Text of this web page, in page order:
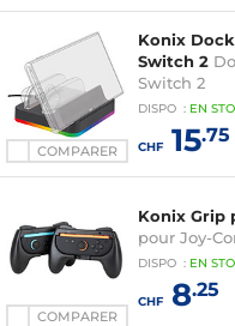
COMPARER
Konix
Switch 2
Switch 2
DISPO : EN
CHF15.75
COMPARER
Konix Grip
pour Joy-
DISPO : EN
CHF8.25